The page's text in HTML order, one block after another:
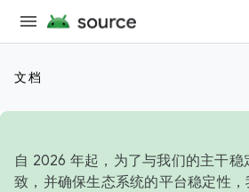
文档
自 2026 年起，为了与我们的主干稳
致，并确保生态系统的平台稳定性